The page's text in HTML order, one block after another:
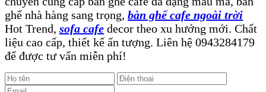
ghế nhà hàng sang trọng, bàn ghế cafe ngoài trời
Hot Trend, sofa cafe decor theo xu hướng mới. Chất
liệu cao cấp, thiết kế ấn tượng. Liên hệ 0943284179
để được tư vấn miễn phí!